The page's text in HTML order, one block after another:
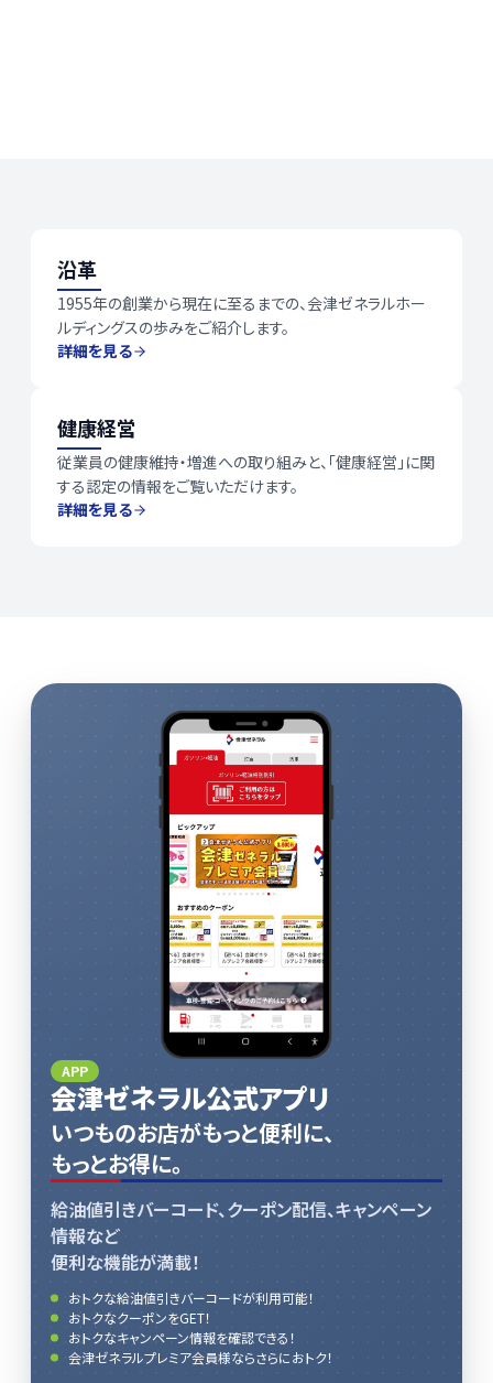
沿革
1955年の創業から現在に至るまでの、会津ゼネラルホー
ルディングスの歩みをご紹介します。
詳細を見る
健康経営
従業員の健康維持・増進への取り組みと、「健康経営」に関
する認定の情報をご覧いただけます。
詳細を見る
APP
会津ゼネラル公式アプリ
いつものお店がもっと便利に、
もっとお得に。
給油値引きバーコード、クーポン配信、キャンペーン
情報など
便利な機能が満載！
おトクな給油値引きバーコードが利用可能！
おトクなクーポンをGET！
おトクなキャンペーン情報を確認できる！
会津ゼネラルプレミア会員様ならさらにおトク！